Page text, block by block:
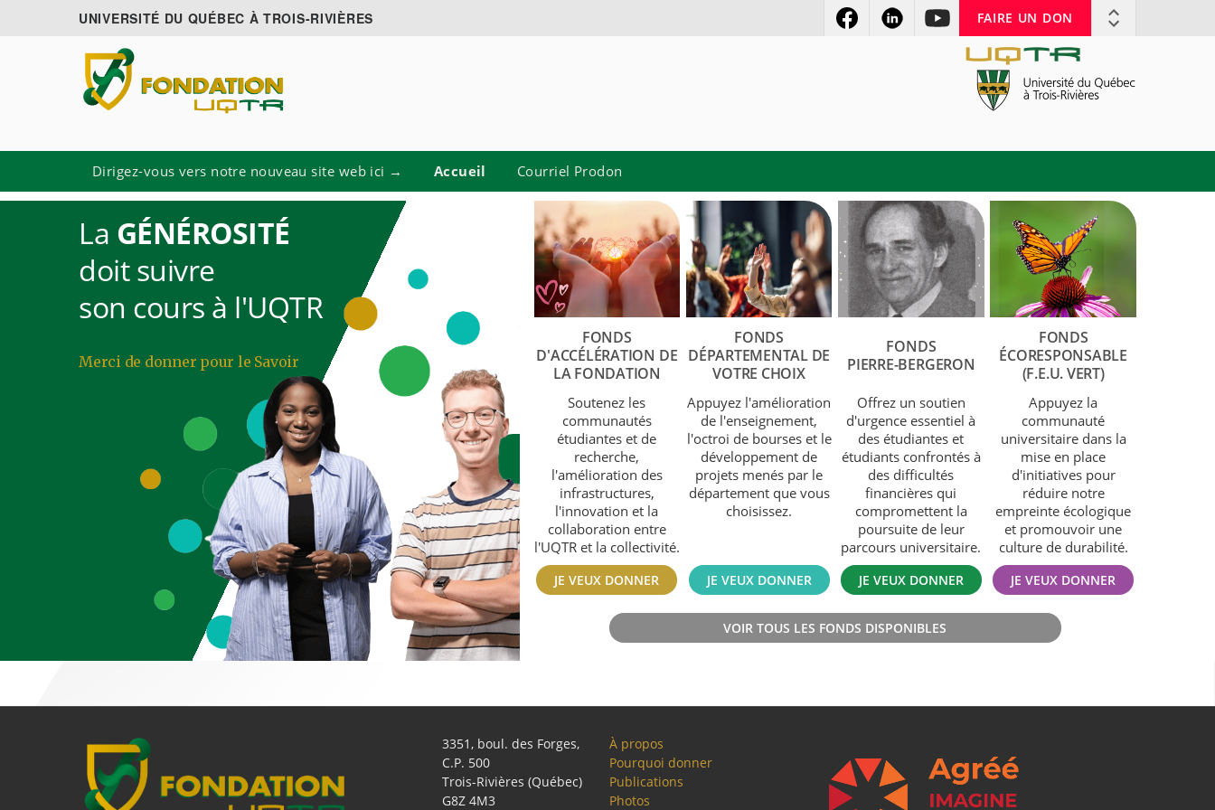
UNIVERSITÉ DU QUÉBEC À TROIS-RIVIÈRES FAIRE UN DON
Dirigez-vous vers notre nouveau site web ici → Accueil Courriel Prodon
La GÉNÉROSITÉ
doit suivre
son cours à l'UQTR
Merci de donner pour le Savoir
FONDS
D'ACCÉLÉRATION DE
LA FONDATION
Soutenez les
communautés
étudiantes et de
recherche,
l'amélioration des
infrastructures,
l'innovation et la
collaboration entre
l'UQTR et la collectivité.
JE VEUX DONNER
(nouvelle
fenêtre)
FONDS
DÉPARTEMENTAL DE
VOTRE CHOIX
Appuyez l'amélioration
de l'enseignement,
l'octroi de bourses et le
développement de
projets menés par le
département que vous
choisissez.
JE VEUX DONNER
(nouvelle
fenêtre)
FONDS
PIERRE-BERGERON
Offrez un soutien
d'urgence essentiel à
des étudiantes et
étudiants confrontés à
des difficultés
financières qui
compromettent la
poursuite de leur
parcours universitaire.
JE VEUX DONNER
(nouvelle
fenêtre)
FONDS
ÉCORESPONSABLE
(F.E.U. VERT)
Appuyez la
communauté
universitaire dans la
mise en place
d'initiatives pour
réduire notre
empreinte écologique
et promouvoir une
culture de durabilité.
JE VEUX DONNER
fenêtre)
VOIR TOUS LES FONDS DISPONIBLES
3351, boul. des Forges,
C.P. 500
Trois-Rivières (Québec)
G8Z 4M3
À propos
Pourquoi donner
Publications
Photos